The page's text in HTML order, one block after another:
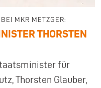
MKR METZGER:
THORSTEN
für
Thorsten Glauber,